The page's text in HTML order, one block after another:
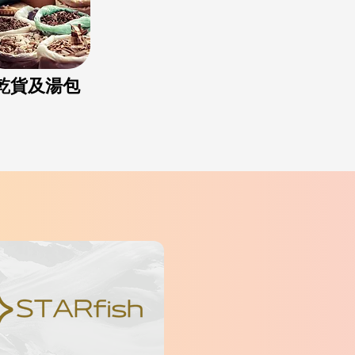
貨及湯包